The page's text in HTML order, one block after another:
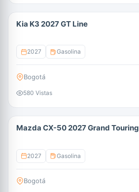
Kia K3 2027 GT Line
2027 Gasolina
Bogotá
580 Vistas
Mazda CX-50 2027 Grand Touring
2027 Gasolina
Bogotá